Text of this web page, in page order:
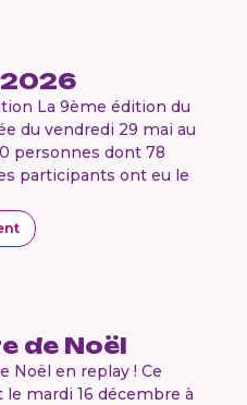
La 9ème édition du
du vendredi 29 mai au
personnes dont 78
participants ont eu le
de Noël
Noël en replay ! Ce
mardi 16 décembre à